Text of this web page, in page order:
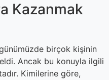
Kazanmak
birçok kişinin
Ancak bu konuyla ilgili
Kimilerine göre,